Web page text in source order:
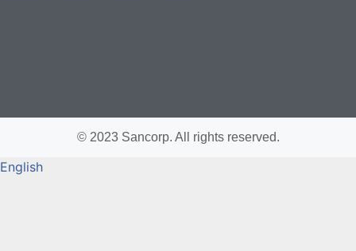
© 2023 Sancorp. All rights reserved.
English